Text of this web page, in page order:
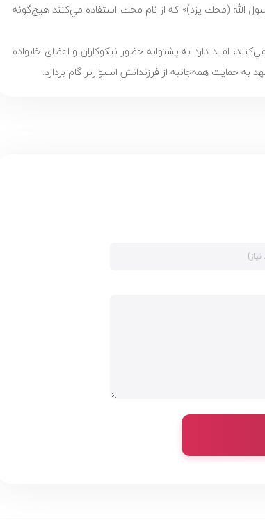
الله (محك يزد)» كه از نام محك استفاده مي‌كنند هيچ‌گونه
اميد دارد به پشتوانه حضور نيكوكاران و اعضاي خانواده
حمايت همه‌جانبه از فرزندانش استوارتر گام بردارد.